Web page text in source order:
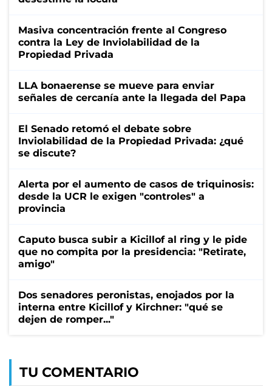
Masiva concentración frente al Congreso
contra la Ley de Inviolabilidad de la
Propiedad Privada
LLA bonaerense se mueve para enviar
señales de cercanía ante la llegada del Papa
El Senado retomó el debate sobre
Inviolabilidad de la Propiedad Privada: ¿qué
se discute?
Alerta por el aumento de casos de triquinosis:
desde la UCR le exigen "controles" a
provincia
Caputo busca subir a Kicillof al ring y le pide
que no compita por la presidencia: "Retirate,
amigo"
Dos senadores peronistas, enojados por la
interna entre Kicillof y Kirchner: "qué se
dejen de romper..."
TU COMENTARIO